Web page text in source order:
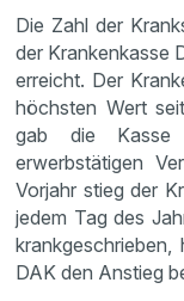
Die Zahl der
der Krankenkasse
erreicht. Der
höchsten Wert
gab die Kasse
erwerbstätigen
Vorjahr stieg der
jedem Tag des
DAK den Anstieg